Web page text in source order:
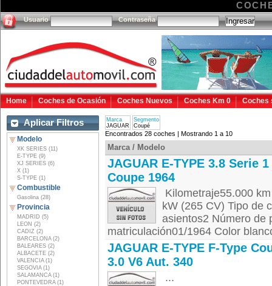
Usuario Contraseña
Home Coches de Ocasión Coches Nuevos Coches Km 0 Coches
Aplicar Filtros
Modelo
XK SERIES (11)
E-TYPE (9)
XJ SERIES (6)
X (1)
S-TYPE (1)
Combustible
Gasolina (28)
Provincia
MADRID (5)
LEON (2)
CADIZ (2)
BARCELONA (2)
BALEARES (2)
ALBACETE (2)
VALENCIA (1)
SEGOVIA (1)
SALAMANCA (1)
PONTEVEDRA (1)
Marca
JAGUAR
Segmento
Coupé
Encontrados 28 coches | Mostrando 1 a 10
Marca / Modelo
JAGUAR E-TYPE 3.8 Serie 1
Coupe 1964
Kilometraje55.000
kW (265 CV) Tipo de
asientos2 Número de
matriculación01/1964 Color
JAGUAR E-TYPE F-Type
3.0 V6 Aut. 340
...